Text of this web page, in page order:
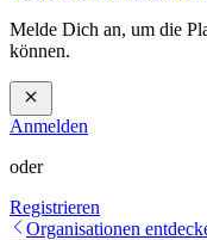
Melde Dich an, um die
können.
Anmelden
oder
Registrieren
Organisationen